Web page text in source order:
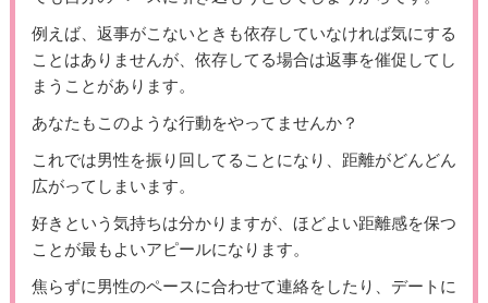
例えば、返事がこないときも依存していなければ気にする
ことはありませんが、依存してる場合は返事を催促してし
まうことがあります。
あなたもこのような行動をやってませんか？
これでは男性を振り回してることになり、距離がどんどん
広がってしまいます。
好きという気持ちは分かりますが、ほどよい距離感を保つ
ことが最もよいアピールになります。
焦らずに男性のペースに合わせて連絡をしたり、デートに